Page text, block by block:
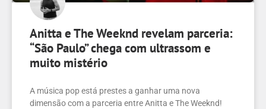
Anitta e The Weeknd revelam parceria:
“São Paulo” chega com ultrassom e
muito mistério
A música pop está prestes a ganhar uma nova
dimensão com a parceria entre Anitta e The Weeknd!